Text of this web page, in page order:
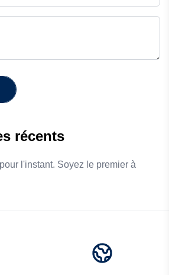
récents
l'instant. Soyez le premier à